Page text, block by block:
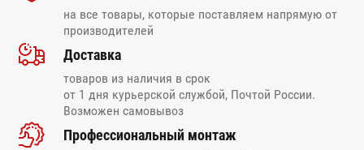
на все товары, которые поставляем напрямую от
производителей
Доставка
товаров из наличия в срок
от 1 дня курьерской службой, Почтой России.
Возможен самовывоз
Профессиональный монтаж